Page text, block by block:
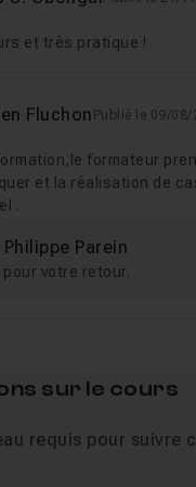
courses
Ball
de SMS
prise de notes
qui affiche une
Média
Dessin et
Sensor
: l'écran de
Palette Stockage
et très pratique !
Fluchon Publié le 09/08/
formateur
et la réalisation de
.
Parein
pour votre retour.
sur le cours
requis pour suivre